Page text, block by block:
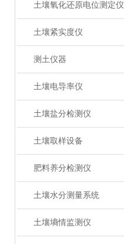
土壤氧化还原电位测定仪
土壤紧实度仪
测土仪器
土壤电导率仪
土壤盐分检测仪
土壤取样设备
肥料养分检测仪
土壤水分测量系统
土壤墒情监测仪